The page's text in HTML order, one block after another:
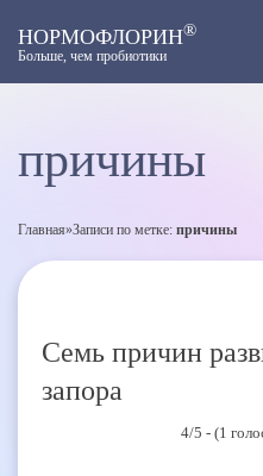
НОРМОФЛОРИН®
Больше, чем пробиотики
причины
Главная»Записи по метке: причины
Семь причин
запора
4/5 - (1